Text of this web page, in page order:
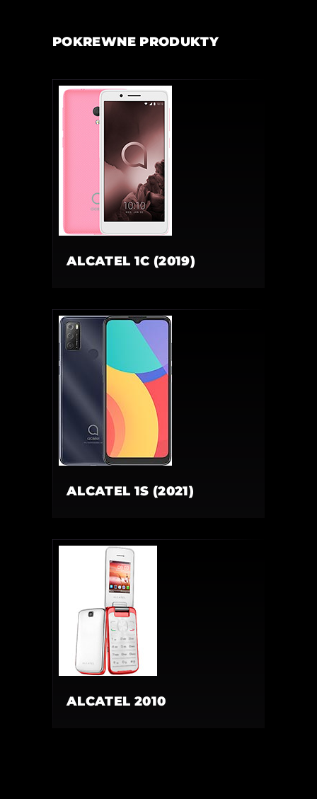
POKREWNE PRODUKTY
ALCATEL 1C (2019)
ALCATEL 1S (2021)
ALCATEL 2010